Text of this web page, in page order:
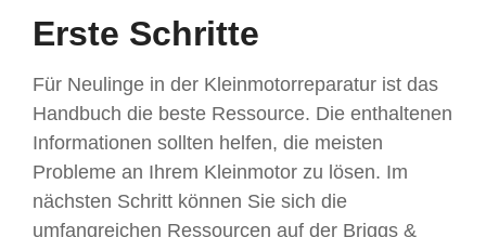
Erste Schritte
Für Neulinge in der Kleinmotorreparatur ist das
Handbuch die beste Ressource. Die enthaltenen
Informationen sollten helfen, die meisten
Probleme an Ihrem Kleinmotor zu lösen. Im
nächsten Schritt können Sie sich die
umfangreichen Ressourcen auf der Briggs &